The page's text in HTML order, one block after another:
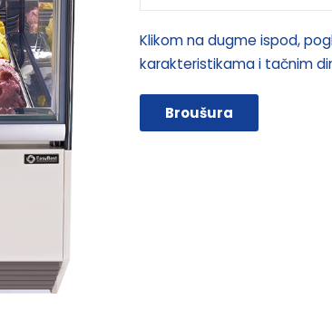
Klikom na dugme ispod,
karakteristikama i tačnim
Broušura